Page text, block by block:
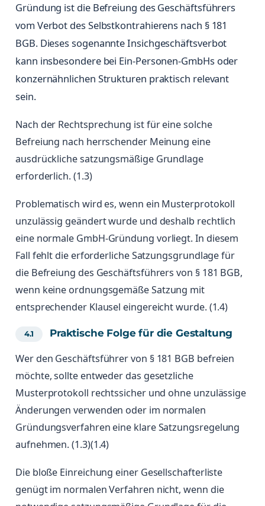
Gründung ist die Befreiung des Geschäftsführers
vom Verbot des Selbstkontrahierens nach § 181
BGB. Dieses sogenannte Insichgeschäftsverbot
kann insbesondere bei Ein-Personen-GmbHs oder
konzernähnlichen Strukturen praktisch relevant
sein.
Nach der Rechtsprechung ist für eine solche
Befreiung nach herrschender Meinung eine
ausdrückliche satzungsmäßige Grundlage
erforderlich. (1.3)
Problematisch wird es, wenn ein Musterprotokoll
unzulässig geändert wurde und deshalb rechtlich
eine normale GmbH-Gründung vorliegt. In diesem
Fall fehlt die erforderliche Satzungsgrundlage für
die Befreiung des Geschäftsführers von § 181 BGB,
wenn keine ordnungsgemäße Satzung mit
entsprechender Klausel eingereicht wurde. (1.4)
Praktische Folge für die Gestaltung
Wer den Geschäftsführer von § 181 BGB befreien
möchte, sollte entweder das gesetzliche
Musterprotokoll rechtssicher und ohne unzulässige
Änderungen verwenden oder im normalen
Gründungsverfahren eine klare Satzungsregelung
aufnehmen. (1.3)(1.4)
Die bloße Einreichung einer Gesellschafterliste
genügt im normalen Verfahren nicht, wenn die